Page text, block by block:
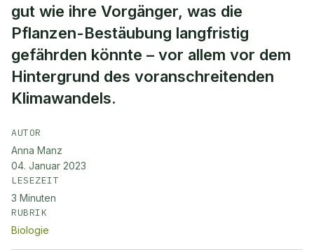
gut wie ihre Vorgänger, was die
Pflanzen-Bestäubung langfristig
gefährden könnte – vor allem vor dem
Hintergrund des voranschreitenden
Klimawandels.
AUTOR
Anna Manz
04. Januar 2023
LESEZEIT
3 Minuten
RUBRIK
Biologie